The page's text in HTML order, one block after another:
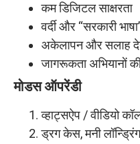
कम डिजिटल साक्षरता
वर्दी और “सरकारी
अकेलापन और सलाह
जागरूकता अभियानों
मोडस ऑपरेंडी
व्हाट्सऐप / वीडियो
ड्रग केस, मनी